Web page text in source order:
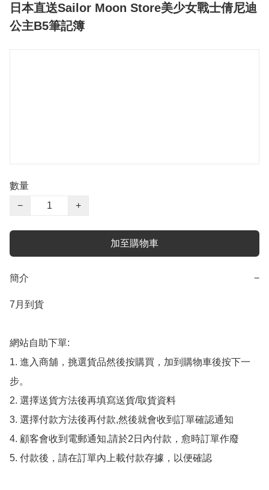
日本直送Sailor Moon Store美少女戰士倩尼迪
公主B5筆記簿
數量
−
+
加至購物車
簡介 −
7月到貨
網站自助下單:
1. 進入商舖，挑選貨品然後按購買，加到購物車後按下一
步。
2. 選擇送貨方法後再填寫送貨/取貨資料
3. 選擇付款方法後再付款,然後就會收到訂單確認通知
4. 顧客會收到電郵通知,請於2日內付款，愈時訂單作廢
5. 付款後，請在訂單內上載付款存據，以便確認